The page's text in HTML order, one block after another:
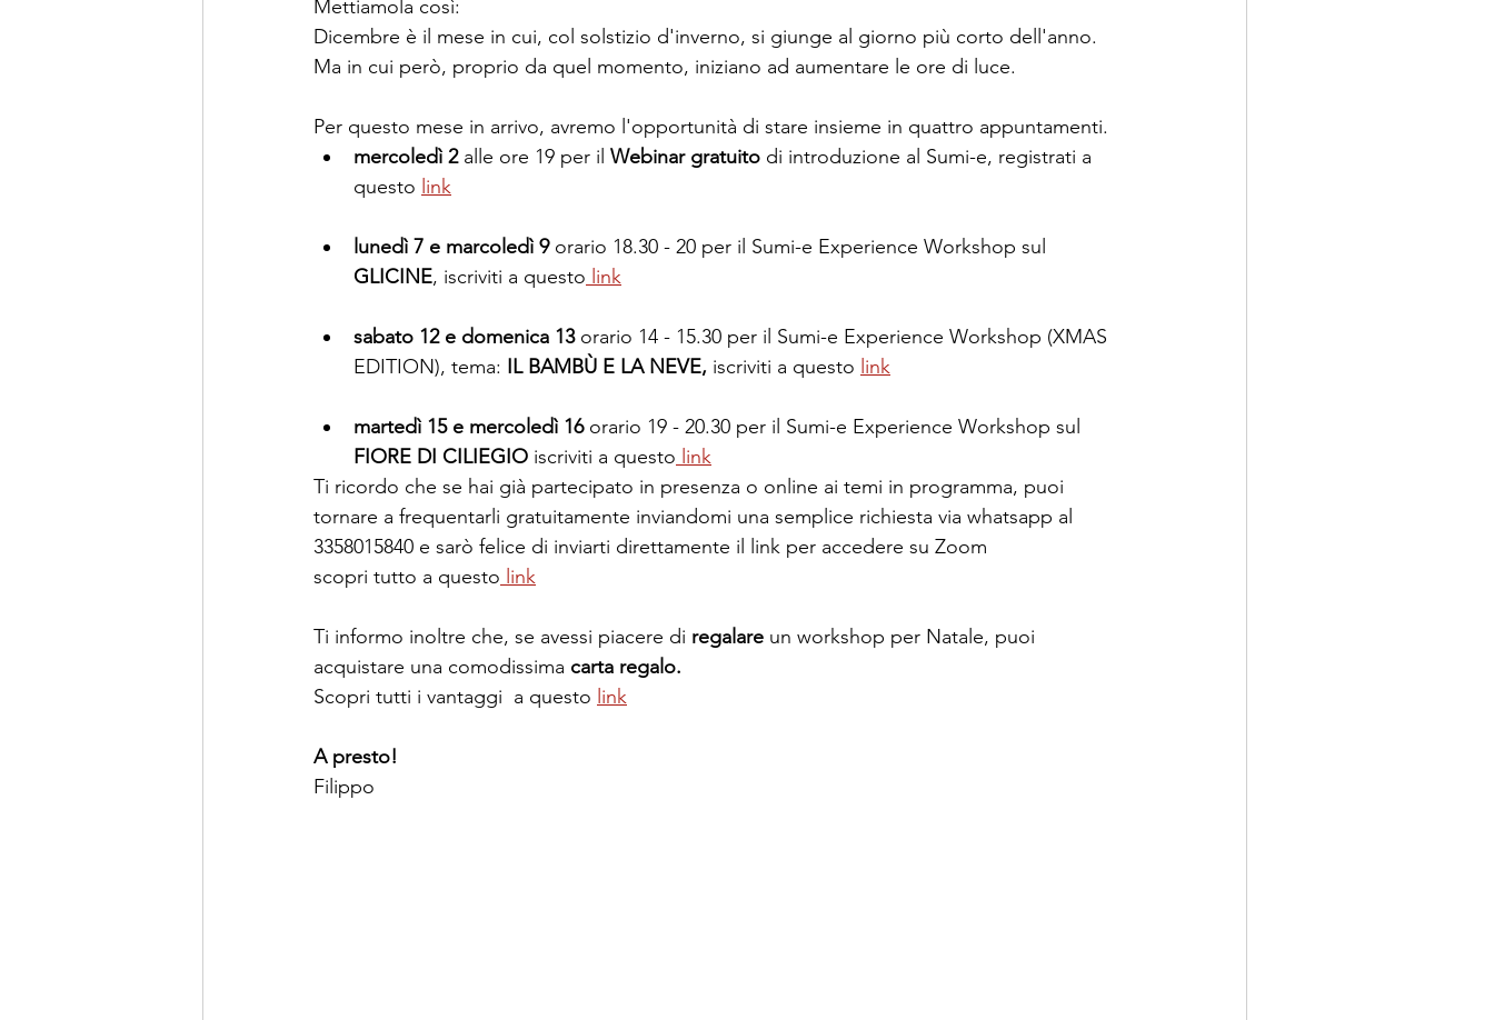
Mettiamola così:
Dicembre è il mese in cui, col solstizio d'inverno, si giunge al giorno più corto dell'anno.
Ma in cui però, proprio da quel momento, iniziano ad aumentare le ore di luce.
Per questo mese in arrivo, avremo l'opportunità di stare insieme in quattro appuntamenti.
mercoledì 2 alle ore 19 per il Webinar gratuito di introduzione al Sumi-e, registrati a
questo link
lunedì 7 e marcoledì 9 orario 18.30 - 20 per il Sumi-e Experience Workshop sul
GLICINE, iscriviti a questo link
sabato 12 e domenica 13 orario 14 - 15.30 per il Sumi-e Experience Workshop (XMAS
EDITION), tema: IL BAMBÙ E LA NEVE, iscriviti a questo link
martedì 15 e mercoledì 16 orario 19 - 20.30 per il Sumi-e Experience Workshop sul
FIORE DI CILIEGIO iscriviti a questo link
Ti ricordo che se hai già partecipato in presenza o online ai temi in programma, puoi
tornare a frequentarli gratuitamente inviandomi una semplice richiesta via whatsapp al
3358015840 e sarò felice di inviarti direttamente il link per accedere su Zoom
scopri tutto a questo link
Ti informo inoltre che, se avessi piacere di regalare un workshop per Natale, puoi
acquistare una comodissima carta regalo.
Scopri tutti i vantaggi a questo link
A presto!
Filippo